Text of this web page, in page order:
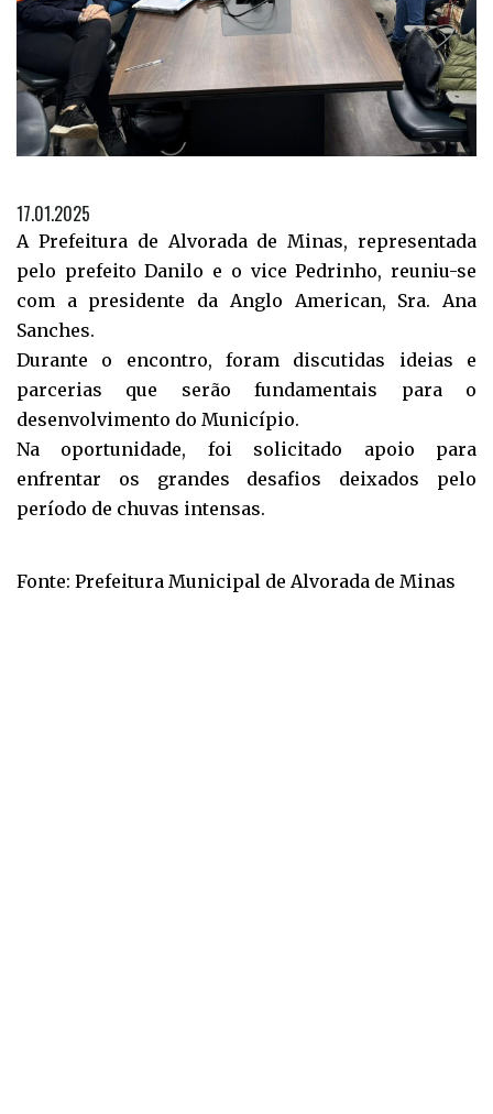
17.01.2025
A Prefeitura de Alvorada de Minas, representada
pelo prefeito Danilo e o vice Pedrinho, reuniu-se
com a presidente da Anglo American, Sra. Ana
Sanches.
Durante o encontro, foram discutidas ideias e
parcerias que serão fundamentais para o
desenvolvimento do Município.
Na oportunidade, foi solicitado apoio para
enfrentar os grandes desafios deixados pelo
período de chuvas intensas.
Fonte: Prefeitura Municipal de Alvorada de Minas